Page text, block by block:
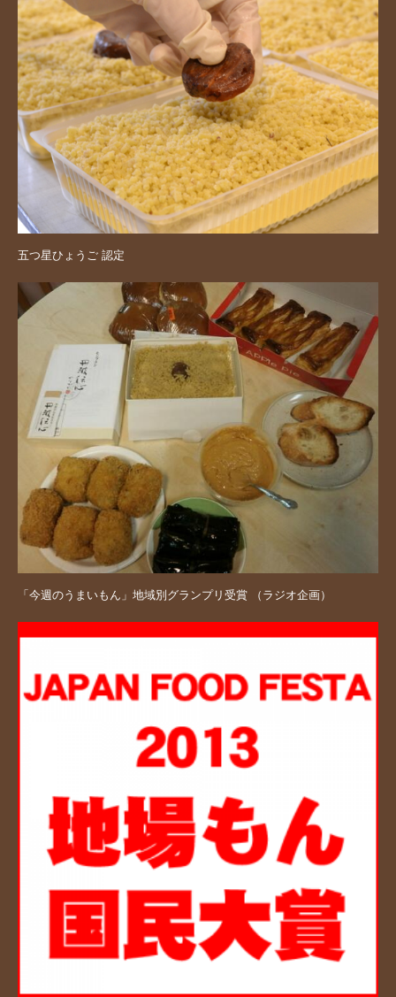
五つ星ひょうご 認定
「今週のうまいもん」地域別グランプリ受賞 （ラジオ企画）